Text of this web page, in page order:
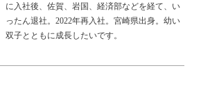
に入社後、佐賀、岩国、経済部などを経て、い
ったん退社。2022年再入社。宮崎県出身。幼い
双子とともに成長したいです。